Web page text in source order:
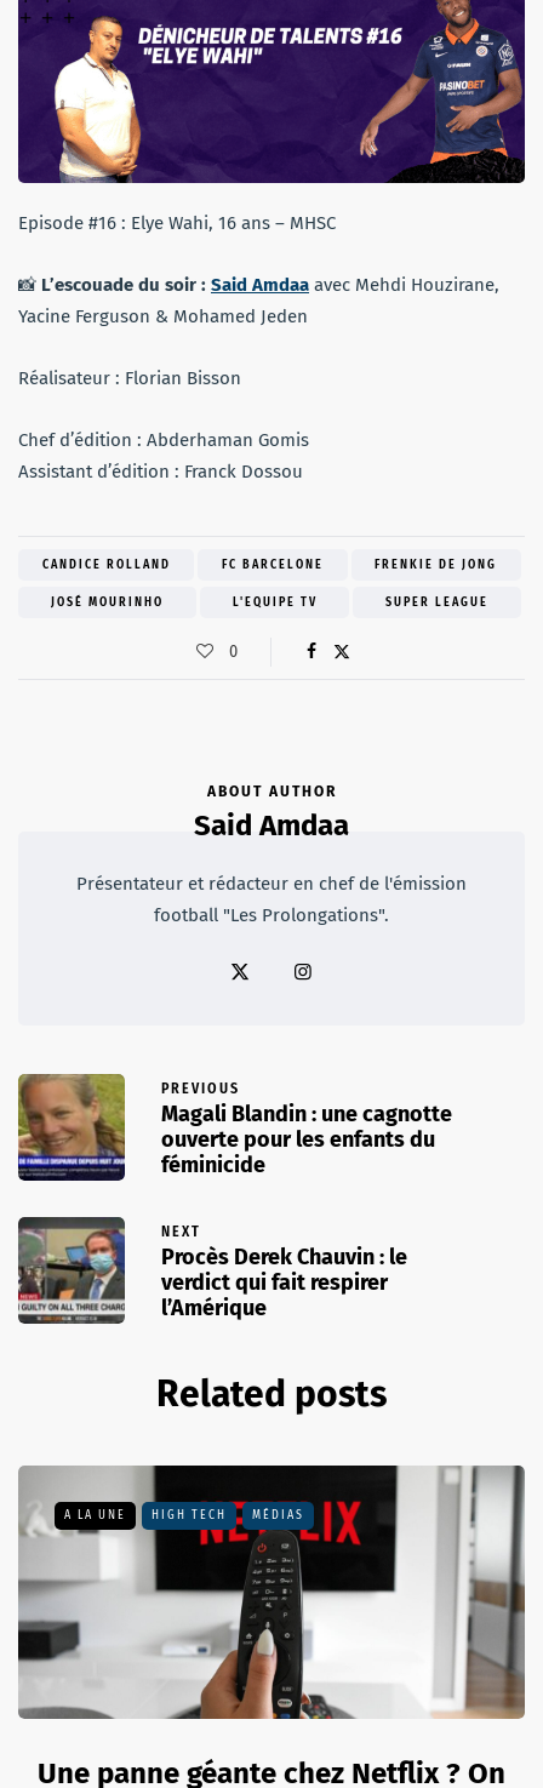
Episode #16 : Elye Wahi, 16 ans – MHSC
📸 L’escouade du soir : Said Amdaa avec Mehdi Houzirane,
Yacine Ferguson & Mohamed Jeden
Réalisateur : Florian Bisson
Chef d’édition : Abderhaman Gomis
Assistant d’édition : Franck Dossou
CANDICE ROLLAND FC BARCELONE FRENKIE DE JONG
JOSÉ MOURINHO L'EQUIPE TV SUPER LEAGUE
0
ABOUT AUTHOR
Said Amdaa
Présentateur et rédacteur en chef de l'émission
football "Les Prolongations".
PREVIOUS
Magali Blandin : une cagnotte
ouverte pour les enfants du
féminicide
NEXT
Procès Derek Chauvin : le
verdict qui fait respirer
l’Amérique
Related posts
A LA UNE HIGH TECH MÉDIAS
Une panne géante chez Netflix ? On